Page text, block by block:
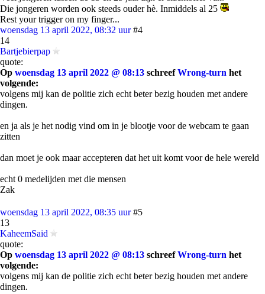
Die jongeren worden ook steeds ouder hè. Inmiddels al 25
Rest your trigger on my finger...
woensdag 13 april 2022, 08:32 uur #4
14
Bartjebierpap
quote:
Op woensdag 13 april 2022 @ 08:13 schreefWrong-turn het
volgende:
volgens mij kan de politie zich echt beter bezig houden met andere
dingen.
en ja als je het nodig vind om in je blootje voor de webcam te gaan
zitten
dan moet je ook maar accepteren dat het uit komt voor de hele wereld
echt 0 medelijden met die mensen
Zak
woensdag 13 april 2022, 08:35 uur #5
13
KaheemSaid
quote:
Op woensdag 13 april 2022 @ 08:13 schreefWrong-turn het
volgende:
volgens mij kan de politie zich echt beter bezig houden met andere
dingen.